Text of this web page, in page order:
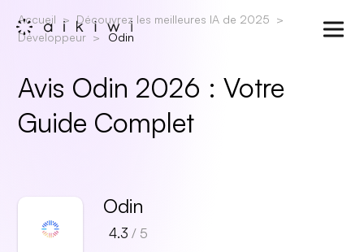
Accueil
Découvrez les meilleures IA de 2025
Développeur
Odin
Avis Odin 2026 : Votre
Guide Complet
Odin
4.3 / 5